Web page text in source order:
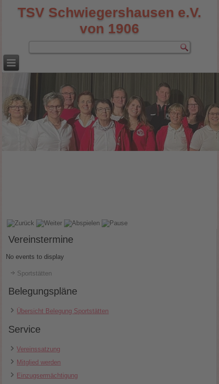
TSV Schwiegershausen e.V.
von 1906
Vereinstermine
No events to display
Sportstätten
Belegungspläne
Übersicht Belegung Sportstätten
Service
Vereinssatzung
Mitglied werden
Einzugsermächtigung